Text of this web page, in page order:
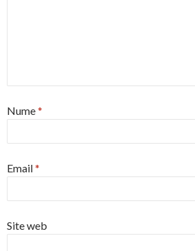
Nume*
Email*
Site web